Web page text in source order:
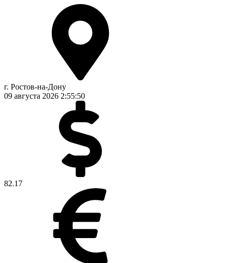
г. Ростов-на-Дону
09 августа 2026 2:55:50
82.17